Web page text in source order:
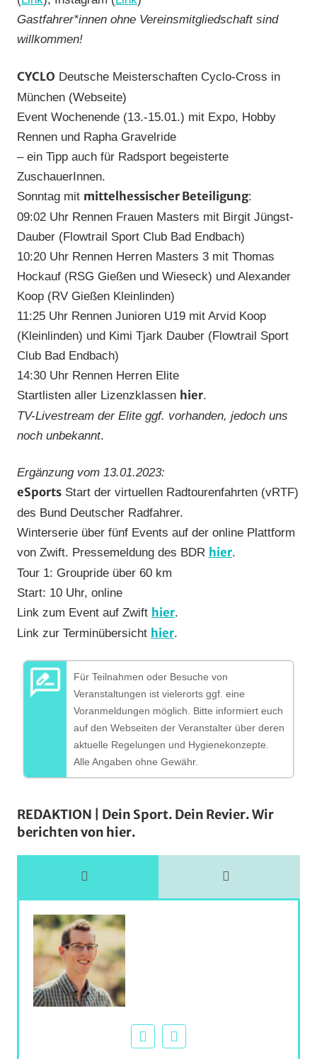
Gastfahrer*innen ohne Vereinsmitgliedschaft sind
willkommen!
CYCLO Deutsche Meisterschaften Cyclo-Cross in
München (Webseite)
Event Wochenende (13.-15.01.) mit Expo, Hobby
Rennen und Rapha Gravelride
– ein Tipp auch für Radsport begeisterte
ZuschauerInnen.
Sonntag mit mittelhessischer Beteiligung:
09:02 Uhr Rennen Frauen Masters mit Birgit Jüngst-
Dauber (Flowtrail Sport Club Bad Endbach)
10:20 Uhr Rennen Herren Masters 3 mit Thomas
Hockauf (RSG Gießen und Wieseck) und Alexander
Koop (RV Gießen Kleinlinden)
11:25 Uhr Rennen Junioren U19 mit Arvid Koop
(Kleinlinden) und Kimi Tjark Dauber (Flowtrail Sport
Club Bad Endbach)
14:30 Uhr Rennen Herren Elite
Startlisten aller Lizenzklassen hier
TV-Livestream der Elite ggf. vorhanden, jedoch uns
noch unbekannt.
Ergänzung vom 13.01.2023:
eSports Start der virtuellen Radtourenfahrten (vRTF)
des Bund Deutscher Radfahrer.
Winterserie über fünf Events auf der online Plattform
von Zwift. Pressemeldung des BDR hier.
Tour 1: Groupride über 60 km
Start: 10 Uhr, online
Link zum Event auf Zwift hier.
Link zur Terminübersicht hier.
Für Teilnahmen oder Besuche von
Veranstaltungen ist vielerorts ggf. eine
Voranmeldungen möglich. Bitte informiert euch
auf den Webseiten der Veranstalter über deren
aktuelle Regelungen und Hygienekonzepte.
Alle Angaben ohne Gewähr.
REDAKTION | Dein Sport. Dein Revier. Wir
berichten von hier.